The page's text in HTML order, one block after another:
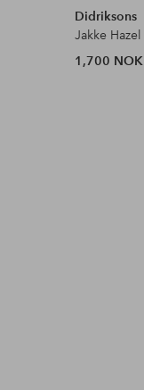
Didriksons
Jakke Hazel
1,700 NOK